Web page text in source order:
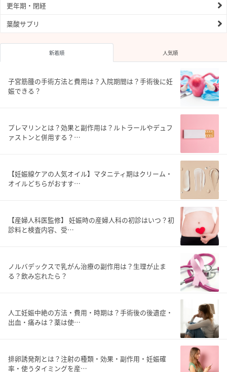
更年期・閉経
葉酸サプリ
新着順 人気順
子宮筋腫の手術方法と費用は？入院期間は？手術後に妊
娠できる？
プレマリンとは？効果と副作用は？ルトラールやデュフ
ァストンと併用する？…
【妊娠線ケアの人気オイル】マタニティ期はクリーム・
オイルどちらがおすす…
【産婦人科医監修】 妊娠時の産婦人科の初診はいつ？初
診料と検査内容、受…
ノルバデックスで乳がん治療の副作用は？生理が止ま
る？飲み忘れたら？
人工妊娠中絶の方法・費用・時期は？手術後の後遺症・
出血・痛みは？薬は使…
排卵誘発剤とは？注射の種類・効果・副作用・妊娠確
率・使うタイミングを産…